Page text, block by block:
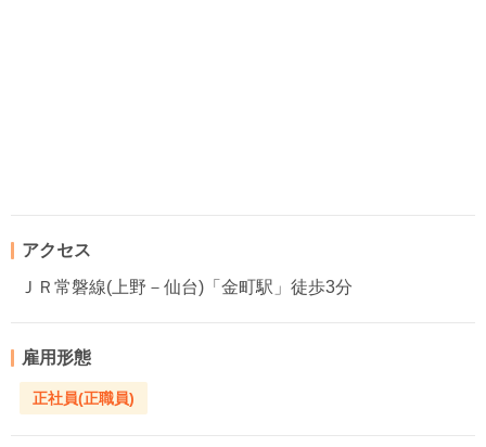
アクセス
ＪＲ常磐線(上野－仙台)「金町駅」徒歩3分
雇用形態
正社員(正職員)